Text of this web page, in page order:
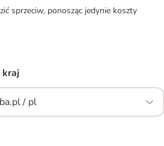
sprzeciw, ponosząc jedynie koszty
kraj
/ pl